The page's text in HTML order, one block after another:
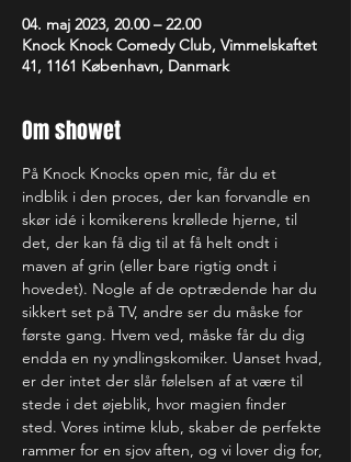
04. maj 2023, 20.00 – 22.00
Knock Knock Comedy Club, Vimmelskaftet
41, 1161 København, Danmark
Om showet
På Knock Knocks open mic, får du et
indblik i den proces, der kan forvandle en
skør idé i komikerens krøllede hjerne, til
det, der kan få dig til at få helt ondt i
maven af grin (eller bare rigtig ondt i
hovedet). Nogle af de optrædende har du
sikkert set på TV, andre ser du måske for
første gang. Hvem ved, måske får du dig
endda en ny yndlingskomiker. Uanset hvad,
er der intet der slår følelsen af at være til
stede i det øjeblik, hvor magien finder
sted. Vores intime klub, skaber de perfekte
rammer for en sjov aften, og vi lover dig for,